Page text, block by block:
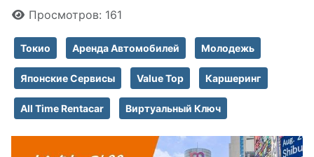
Просмотров: 161
Токио Аренда Автомобилей Молодежь
Японские Сервисы Value Top Каршеринг
All Time Rentacar Виртуальный Ключ